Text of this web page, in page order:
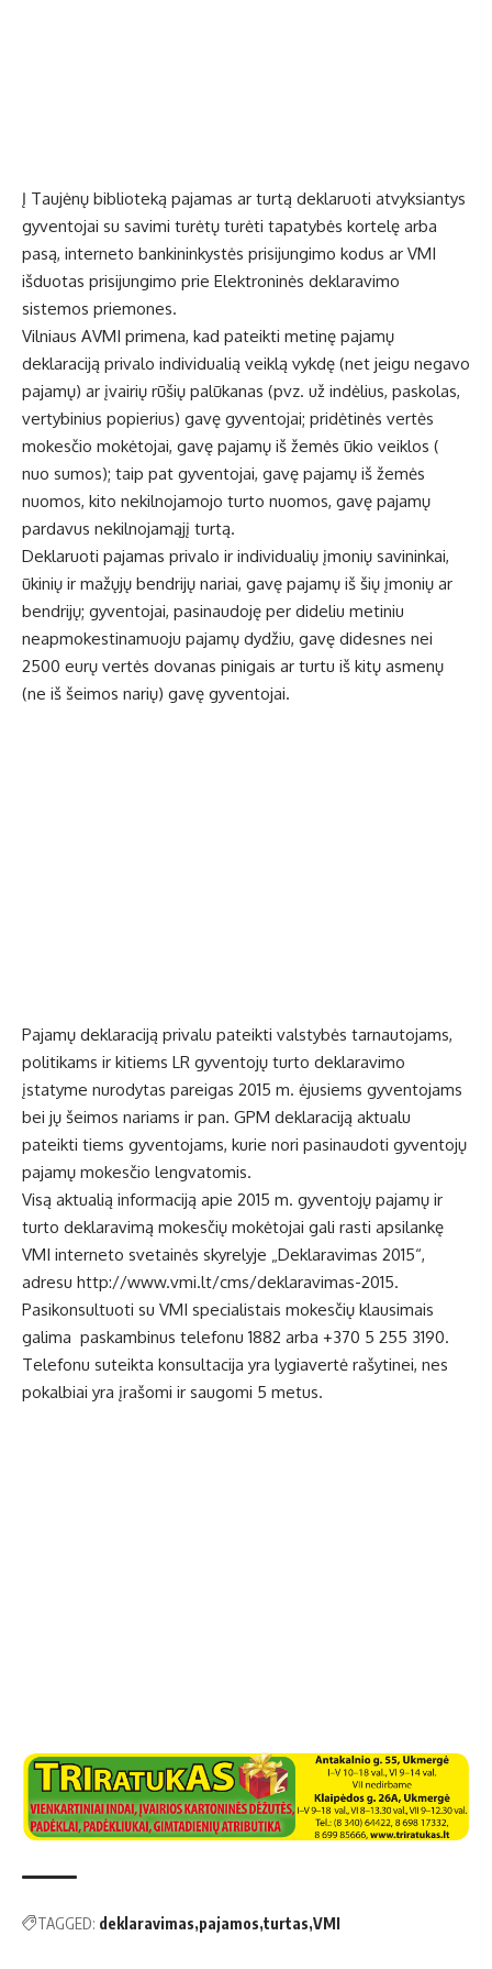
Į Taujėnų biblioteką pajamas ar turtą deklaruoti atvyksiantys
gyventojai su savimi turėtų turėti tapatybės kortelę arba
pasą, interneto bankininkystės prisijungimo kodus ar VMI
išduotas prisijungimo prie Elektroninės deklaravimo
sistemos priemones.
Vilniaus AVMI primena, kad pateikti metinę pajamų
deklaraciją privalo individualią veiklą vykdę (net jeigu negavo
pajamų) ar įvairių rūšių palūkanas (pvz. už indėlius, paskolas,
vertybinius popierius) gavę gyventojai; pridėtinės vertės
mokesčio mokėtojai, gavę pajamų iš žemės ūkio veiklos (
nuo sumos); taip pat gyventojai, gavę pajamų iš žemės
nuomos, kito nekilnojamojo turto nuomos, gavę pajamų
pardavus nekilnojamąjį turtą.
Deklaruoti pajamas privalo ir individualių įmonių savininkai,
ūkinių ir mažųjų bendrijų nariai, gavę pajamų iš šių įmonių ar
bendrijų; gyventojai, pasinaudoję per dideliu metiniu
neapmokestinamuoju pajamų dydžiu, gavę didesnes nei
2500 eurų vertės dovanas pinigais ar turtu iš kitų asmenų
(ne iš šeimos narių) gavę gyventojai.
Pajamų deklaraciją privalu pateikti valstybės tarnautojams,
politikams ir kitiems LR gyventojų turto deklaravimo
įstatyme nurodytas pareigas 2015 m. ėjusiems gyventojams
bei jų šeimos nariams ir pan. GPM deklaraciją aktualu
pateikti tiems gyventojams, kurie nori pasinaudoti gyventojų
pajamų mokesčio lengvatomis.
Visą aktualią informaciją apie 2015 m. gyventojų pajamų ir
turto deklaravimą mokesčių mokėtojai gali rasti apsilankę
VMI interneto svetainės skyrelyje „Deklaravimas 2015“,
adresu http://www.vmi.lt/cms/deklaravimas-2015.
Pasikonsultuoti su VMI specialistais mokesčių klausimais
galima paskambinus telefonu 1882 arba +370 5 255 3190.
Telefonu suteikta konsultacija yra lygiavertė rašytinei, nes
pokalbiai yra įrašomi ir saugomi 5 metus.
TAGGED: deklaravimas pajamos turtas VMI